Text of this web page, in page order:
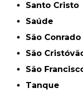
Santo Cristo
Saúde
São Conrado
São
São
Tanque